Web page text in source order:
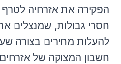
הפקירה את אזרחיה לטרף
חסרי גבולות, שמנצלים
להעלות מחירים בצורה
חשבון המצוקה של